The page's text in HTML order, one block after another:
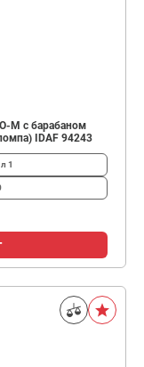
M с барабаном
IDAF 94243
1